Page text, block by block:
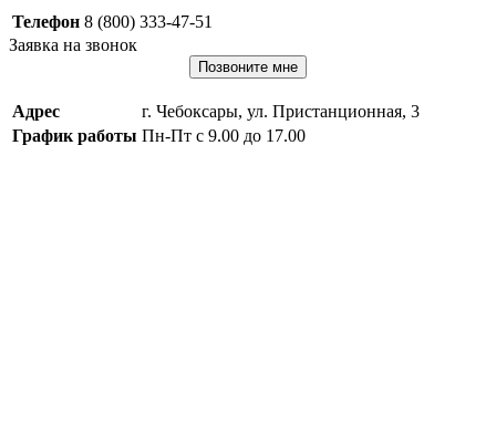
Телефон 8 (800) 333-47-51
Заявка на звонок
Позвоните мне
Адрес
г. Чебоксары, ул. Пристанционная, 3
График работы Пн-Пт с 9.00 до 17.00